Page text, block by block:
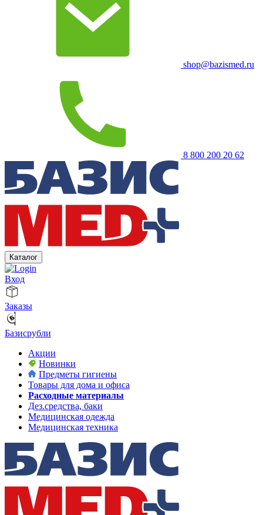
shop@bazismed.ru
8 800 200 20 62
Каталог
Вход
Заказы
Базисрубли
Акции
Новинки
Предметы гигиены
Товары для дома и офиса
Расходные материалы
Дез.средства, баки
Медицинская одежда
Медицинская техника